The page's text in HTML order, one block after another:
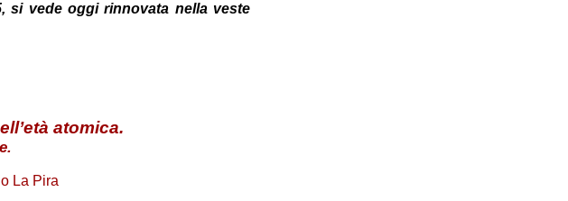
si vede oggi rinnovata nella veste
atomica.
.
La Pira